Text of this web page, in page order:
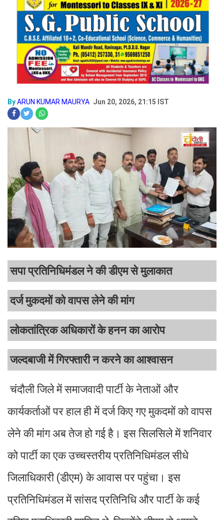
ByARUN KUMAR MAURYA Jun 20, 2026, 21:15 IST
सपा प्रतिनिधिमंडल ने की डीएम से मुलाकात
दर्ज मुकदमों को वापस लेने की मांग
लोकतांत्रिक अधिकारों के हनन का आरोप
जल्दबाजी में गिरफ्तारी न करने का आश्वासन
चंदौली जिले में समाजवादी पार्टी के नेताओं और
कार्यकर्ताओं पर हाल ही में दर्ज किए गए मुकदमों को वापस
लेने की मांग अब तेज हो गई है। इस सिलसिले में शनिवार
को पार्टी का एक उच्चस्तरीय प्रतिनिधिमंडल सीधे
जिलाधिकारी (डीएम) के आवास पर पहुंचा। इस
प्रतिनिधिमंडल में सांसद प्रतिनिधि और पार्टी के कई